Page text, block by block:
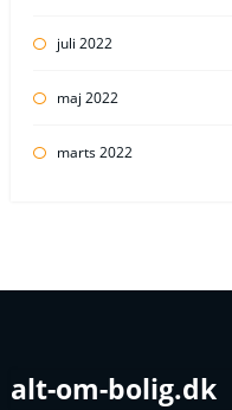
juli 2022
maj 2022
marts 2022
alt-om-bolig.dk